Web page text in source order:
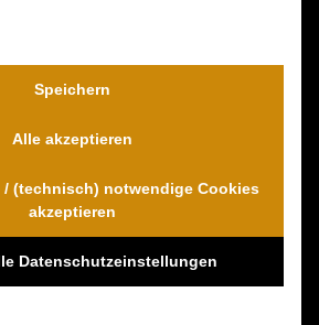
& Walter
- Fax
spezialisten.de
Speichern
Alle akzeptieren
/ (technisch) notwendige Cookies
akzeptieren
Datenschutzeinstellungen